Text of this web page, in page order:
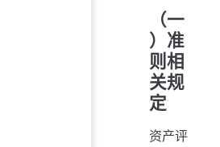
（一
）准
则相
关规
定
资产评